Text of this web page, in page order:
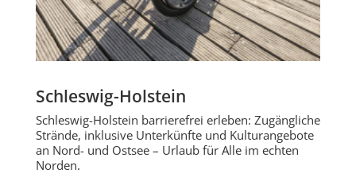
Schleswig-Holstein
Schleswig-Holstein barrierefrei erleben: Zugängliche
Strände, inklusive Unterkünfte und Kulturangebote
an Nord- und Ostsee – Urlaub für Alle im echten
Norden.